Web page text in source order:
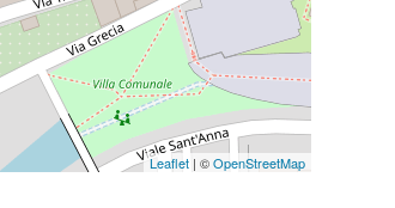
Leaflet| ©OpenStreetMap